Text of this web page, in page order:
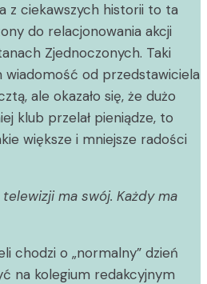
z ciekawszych historii to ta
do relacjonowania akcji
Zjednoczonych. Taki
wiadomość od przedstawiciela
ale okazało się, że dużo
klub przelał pieniądze, to
większe i mniejsze radości
ma swój. Każdy ma
chodzi o „normalny” dzień
na kolegium redakcyjnym